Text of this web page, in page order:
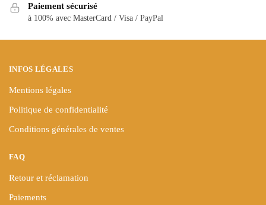
choisiesPaiement sécurisé
à 100% avec MasterCard / Visa / PayPal
INFOS LÉGALES
Mentions légales
Politique de confidentialité
Conditions générales de ventes
FAQ
Retour et réclamation
Paiements